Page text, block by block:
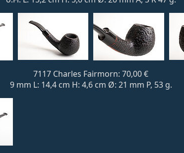
7117 Charles Fairmorn: 70,00 €
9 mm L: 14,4 cm H: 4,6 cm Ø: 21 mm P, 53 g.